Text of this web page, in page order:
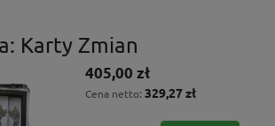
Karty Zmian
405,00 zł
Cena netto: 329,27 zł